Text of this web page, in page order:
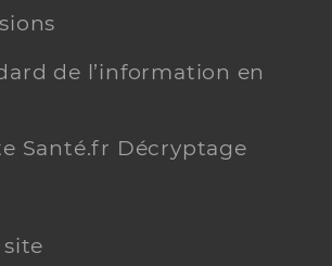
de l’information en
Santé.fr Décryptage